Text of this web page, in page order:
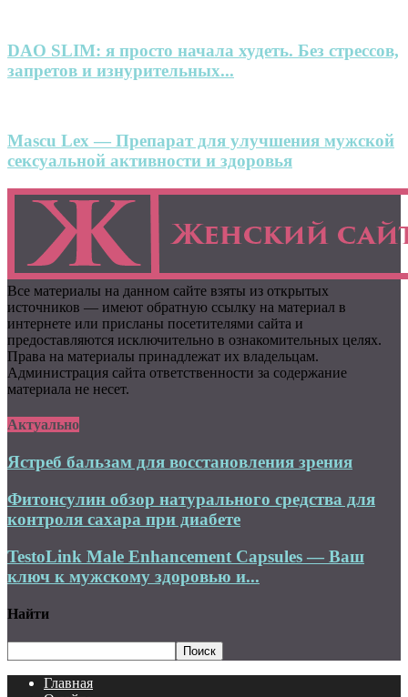
DAO SLIM: я просто начала худеть. Без стрессов,
запретов и изнурительных...
Mascu Lex — Препарат для улучшения мужской
сексуальной активности и здоровья
Все материалы на данном сайте взяты из открытых
источников — имеют обратную ссылку на материал в
интернете или присланы посетителями сайта и
предоставляются исключительно в ознакомительных целях.
Права на материалы принадлежат их владельцам.
Администрация сайта ответственности за содержание
материала не несет.
Актуально
Ястреб бальзам для восстановления зрения
Фитонсулин обзор натурального средства для
контроля сахара при диабете
TestoLink Male Enhancement Capsules — Ваш
ключ к мужскому здоровью и...
Найти
Главная